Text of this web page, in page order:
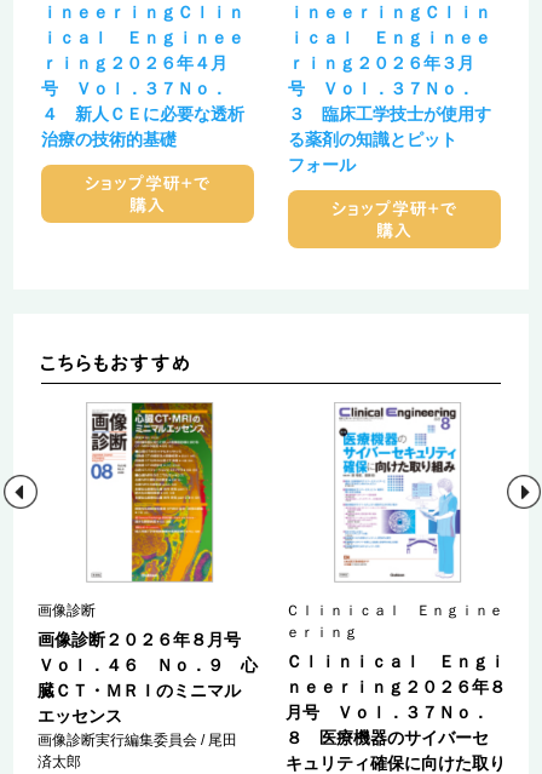
ｉｎｅｅｒｉｎｇＣｌｉｎ
ｉｃａｌ Ｅｎｇｉｎｅｅ
ｒｉｎｇ２０２６年４月
号 Ｖｏｌ．３７Ｎｏ．
４ 新人ＣＥに必要な透析
治療の技術的基礎
ｉｎｅｅｒｉｎｇＣｌｉｎ
ｉｃａｌ Ｅｎｇｉｎｅｅ
ｒｉｎｇ２０２６年３月
号 Ｖｏｌ．３７Ｎｏ．
３ 臨床工学技士が使用す
る薬剤の知識とピット
フォール
画像診断
画像診断２０２６年８月号
Ｖｏｌ．４６ Ｎｏ．９ 心
臓ＣＴ・ＭＲＩのミニマル
エッセンス
画像診断実行編集委員会 / 尾田
済太郎
Ｃｌｉｎｉｃａｌ Ｅｎｇｉｎｅ
ｅｒｉｎｇ
Ｃｌｉｎｉｃａｌ Ｅｎｇｉ
ｎｅｅｒｉｎｇ２０２６年８
月号 Ｖｏｌ．３７Ｎｏ．
８ 医療機器のサイバーセ
キュリティ確保に向けた取り